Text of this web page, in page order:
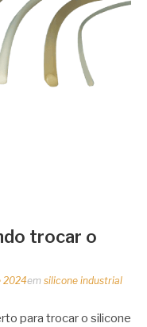
trocar o
2024em silicone industrial
para trocar o silicone